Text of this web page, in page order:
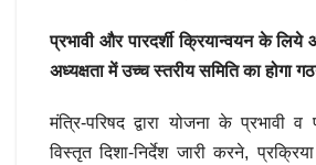
प्रभावी और पारदर्शी क्रियान्वयन के
अध्यक्षता में उच्च स्तरीय समिति का होगा
मंत्रि-परिषद द्वारा योजना के प्रभावी व
विस्तृत दिशा-निर्देश जारी करने,